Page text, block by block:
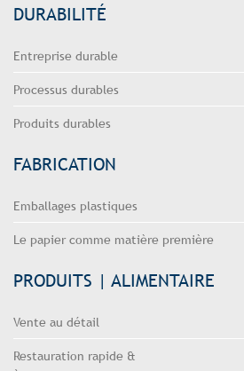
DURABILITÉ
Entreprise durable
Processus durables
Produits durables
FABRICATION
Emballages plastiques
Le papier comme matière première
PRODUITS | ALIMENTAIRE
Vente au détail
Restauration rapide &